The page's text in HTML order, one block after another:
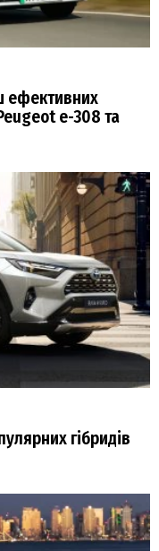
ефективних
e-308 та
гібридів